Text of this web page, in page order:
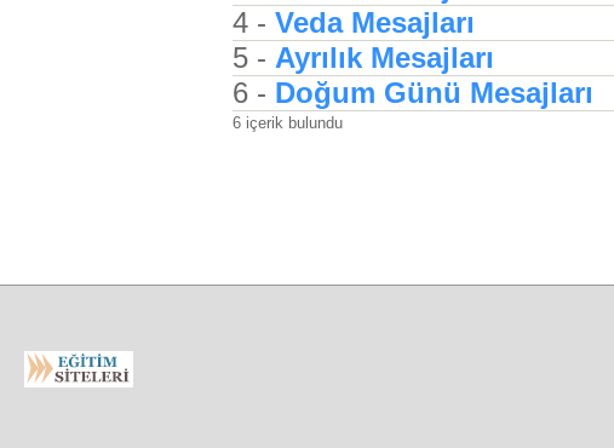
4 - Veda Mesajları
5 - Ayrılık Mesajları
6 - Doğum Günü Mesajları
6 içerik bulundu